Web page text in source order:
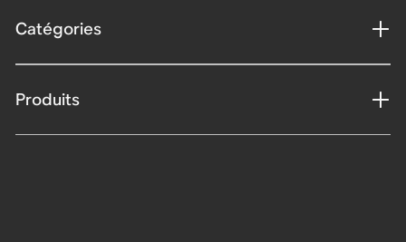
Catégories
Produits